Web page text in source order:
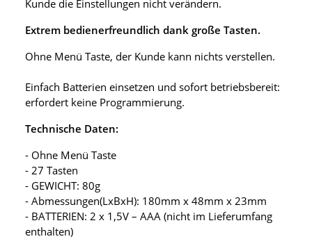
Kunde die Einstellungen nicht verändern.
Extrem bedienerfreundlich dank große Tasten.
Ohne Menü Taste, der Kunde kann nichts verstellen.
Einfach Batterien einsetzen und sofort betriebsbereit:
erfordert keine Programmierung.
Technische Daten:
- Ohne Menü Taste
- 27 Tasten
- GEWICHT: 80g
- Abmessungen(LxBxH): 180mm x 48mm x 23mm
- BATTERIEN: 2 x 1,5V – AAA (nicht im Lieferumfang
enthalten)